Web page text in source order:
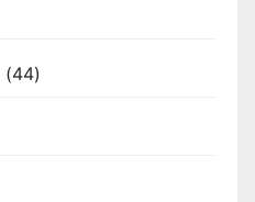
(44)